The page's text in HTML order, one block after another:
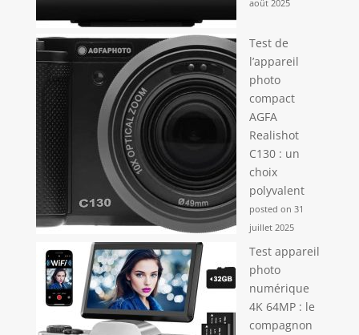
août 2025
Test de
l’appareil
photo
compact
AGFA
Realishot
C130 : un
choix
polyvalent
posted on 31
juillet 2025
Test appareil
photo
numérique
4K 64MP : le
compagnon